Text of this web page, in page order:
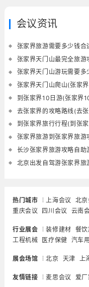
会议资讯
张家界旅游需要多少钱
张家界天门山爬山(张家
到张家界10日游(张家界
去张家界的攻略路线(去
到张家界旅行行程(到张
长沙张家界旅游攻略自
热门城市 上海会议 北
重庆会议
四川会议 云南
行业展会 装修建材 餐
工程机械 医疗保健 汽车
展会场馆 北京 天津 上
友情链接 麦思会议 爱厂